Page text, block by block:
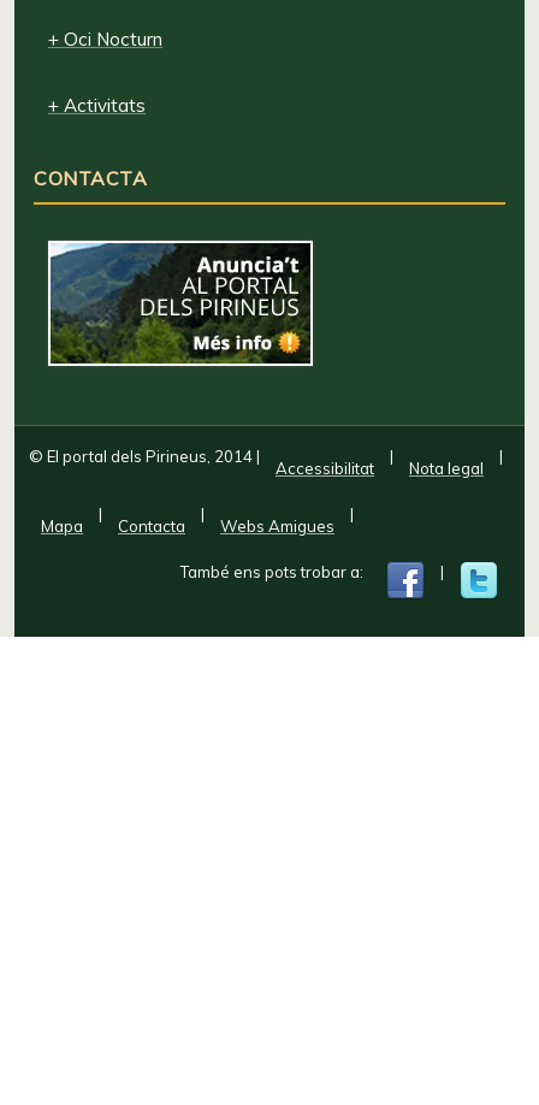
+ Oci Nocturn
+ Activitats
CONTACTA
© El portal dels Pirineus, 2014|
Accessibilitat
|
Nota legal
|
Mapa
|
Contacta
|
Webs Amigues
|
També ens pots trobar a: |